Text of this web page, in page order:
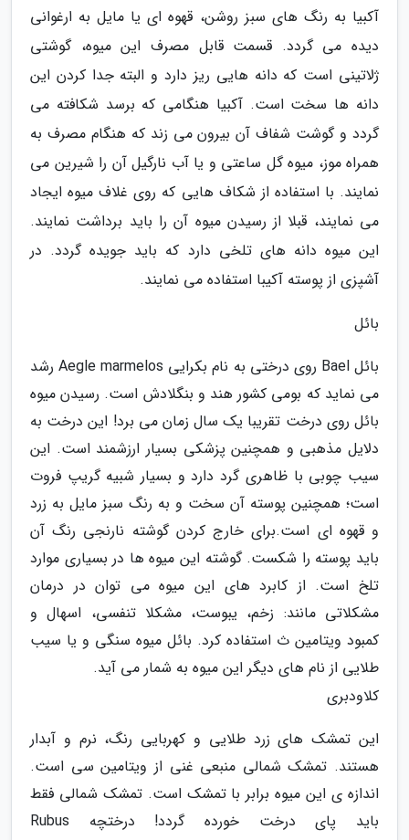
آکبیا به رنگ های سبز روشن، قهوه ای یا مایل به ارغوانی
دیده می گردد. قسمت قابل مصرف این میوه، گوشتی
ژلاتینی است که دانه هایی ریز دارد و البته جدا کردن این
دانه ها سخت است. آکبیا هنگامی که برسد شکافته می
گردد و گوشت شفاف آن بیرون می زند که هنگام مصرف به
همراه موز، میوه گل ساعتی و یا آب نارگیل آن را شیرین می
نمایند. با استفاده از شکاف هایی که روی غلاف میوه ایجاد
می نمایند، قبلا از رسیدن میوه آن را باید برداشت نمایند.
این میوه دانه های تلخی دارد که باید جویده گردد. در
آشپزی از پوسته آکیبا استفاده می نمایند.
بائل
بائل Bael روی درختی به نام بکرایی Aegle marmelos رشد
می نماید که بومی کشور هند و بنگلادش است. رسیدن میوه
بائل روی درخت تقریبا یک سال زمان می برد! این درخت به
دلایل مذهبی و همچنین پزشکی بسیار ارزشمند است. این
سیب چوبی با ظاهری گرد دارد و بسیار شبیه گریپ فروت
است؛ همچنین پوسته آن سخت و به رنگ سبز مایل به زرد
و قهوه ای است.برای خارج کردن گوشته نارنجی رنگ آن
باید پوسته را شکست. گوشته این میوه ها در بسیاری موارد
تلخ است. از کابرد های این میوه می توان در درمان
مشکلاتی مانند: زخم، یبوست، مشکلا تنفسی، اسهال و
کمبود ویتامین ث استفاده کرد. بائل میوه سنگی و یا سیب
طلایی از نام های دیگر این میوه به شمار می آید.
کلاودبری
این تمشک های زرد طلایی و کهربایی رنگ، نرم و آبدار
هستند. تمشک شمالی منبعی غنی از ویتامین سی است.
اندازه ی این میوه برابر با تمشک است. تمشک شمالی فقط
باید پای درخت خورده گردد! درختچه Rubus